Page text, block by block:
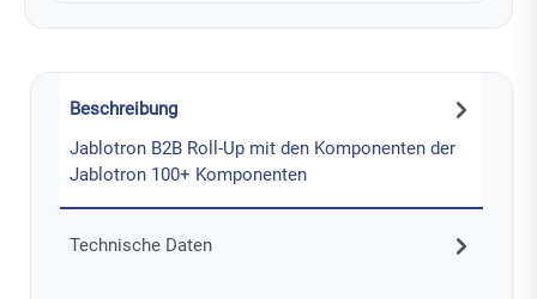
Beschreibung
Jablotron B2B Roll-Up mit den Komponenten der
Jablotron 100+ Komponenten
Technische Daten